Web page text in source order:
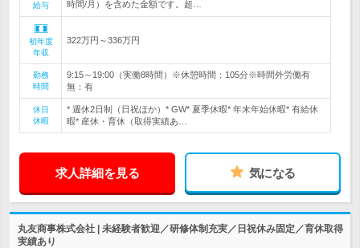
給与 時間/月）を含めた金額です。超…
初年度
年収
322万円～336万円
勤務
時間
9:15～19:00（実働8時間）※休憩時間：105分※時間外労働有
無：有
休日
休暇
* 週休2日制（日祝ほか）* GW* 夏季休暇* 年末年始休暇* 有給休
暇* 産休・育休（取得実績あ…
求人詳細を見る 気になる
丸友商事株式会社 | 未経験者歓迎／研修体制充実／日祝休み固定／育休取得
実績あり